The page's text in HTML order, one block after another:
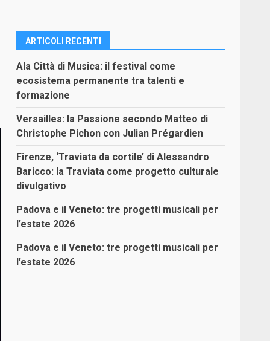
ARTICOLI RECENTI
Ala Città di Musica: il festival come
ecosistema permanente tra talenti e
formazione
Versailles: la Passione secondo Matteo di
Christophe Pichon con Julian Prégardien
Firenze, ‘Traviata da cortile’ di Alessandro
Baricco: la Traviata come progetto culturale
divulgativo
Padova e il Veneto: tre progetti musicali per
l’estate 2026
Padova e il Veneto: tre progetti musicali per
l’estate 2026